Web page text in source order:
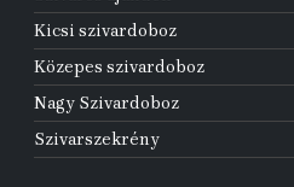
Kicsi szivardoboz
Közepes szivardoboz
Nagy Szivardoboz
Szivarszekrény